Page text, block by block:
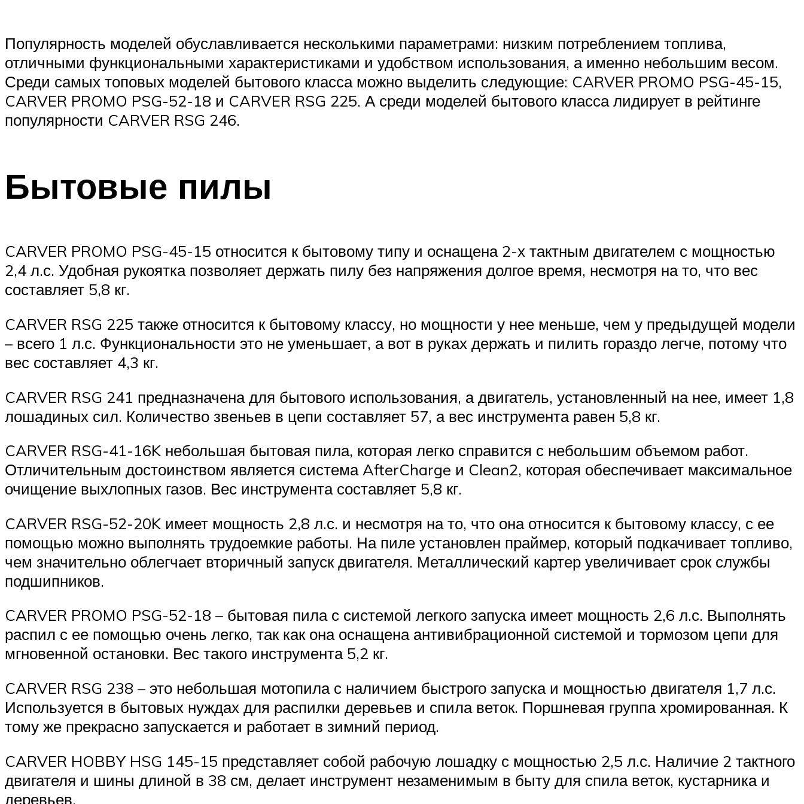
Популярность моделей обуславливается несколькими параметрами: низким потреблением топлива,
отличными функциональными характеристиками и удобством использования, а именно небольшим весом.
Среди самых топовых моделей бытового класса можно выделить следующие: CARVER PROMO PSG-45-15,
CARVER PROMO PSG-52-18 и CARVER RSG 225. А среди моделей бытового класса лидирует в рейтинге
популярности CARVER RSG 246.
Бытовые пилы
CARVER PROMO PSG-45-15 относится к бытовому типу и оснащена 2-х тактным двигателем с мощностью
2,4 л.с. Удобная рукоятка позволяет держать пилу без напряжения долгое время, несмотря на то, что вес
составляет 5,8 кг.
CARVER RSG 225 также относится к бытовому классу, но мощности у нее меньше, чем у предыдущей модели
– всего 1 л.с. Функциональности это не уменьшает, а вот в руках держать и пилить гораздо легче, потому что
вес составляет 4,3 кг.
CARVER RSG 241 предназначена для бытового использования, а двигатель, установленный на нее, имеет 1,8
лошадиных сил. Количество звеньев в цепи составляет 57, а вес инструмента равен 5,8 кг.
CARVER RSG-41-16K небольшая бытовая пила, которая легко справится с небольшим объемом работ.
Отличительным достоинством является система AfterCharge и Clean2, которая обеспечивает максимальное
очищение выхлопных газов. Вес инструмента составляет 5,8 кг.
CARVER RSG-52-20K имеет мощность 2,8 л.с. и несмотря на то, что она относится к бытовому классу, с ее
помощью можно выполнять трудоемкие работы. На пиле установлен праймер, который подкачивает топливо,
чем значительно облегчает вторичный запуск двигателя. Металлический картер увеличивает срок службы
подшипников.
CARVER PROMO PSG-52-18 – бытовая пила с системой легкого запуска имеет мощность 2,6 л.с. Выполнять
распил с ее помощью очень легко, так как она оснащена антивибрационной системой и тормозом цепи для
мгновенной остановки. Вес такого инструмента 5,2 кг.
CARVER RSG 238 – это небольшая мотопила с наличием быстрого запуска и мощностью двигателя 1,7 л.с.
Используется в бытовых нуждах для распилки деревьев и спила веток. Поршневая группа хромированная. К
тому же прекрасно запускается и работает в зимний период.
CARVER HOBBY HSG 145-15 представляет собой рабочую лошадку с мощностью 2,5 л.с. Наличие 2 тактного
двигателя и шины длиной в 38 см, делает инструмент незаменимым в быту для спила веток, кустарника и
деревьев.